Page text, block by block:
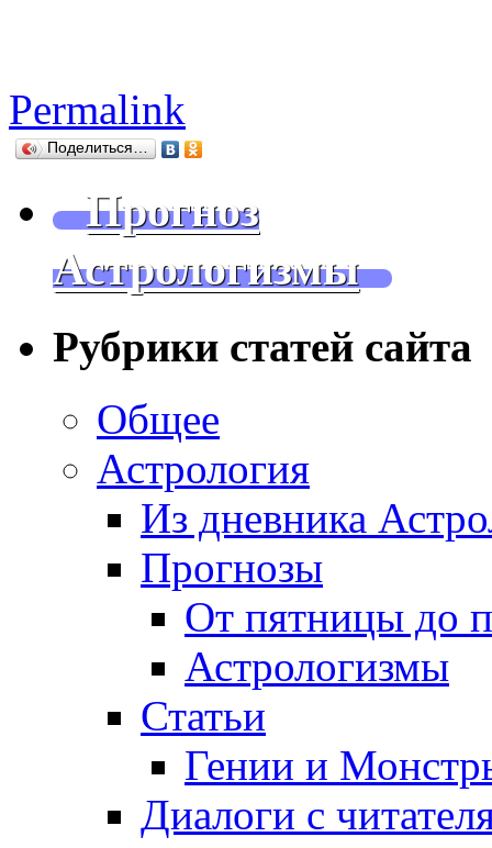
Permalink
Поделиться…
Прогноз
Астрологизмы
Рубрики статей сайта
Общее
Астрология
Из дневника
Прогнозы
От пятницы до
Астрологизмы
Статьи
Гении и
Диалоги с